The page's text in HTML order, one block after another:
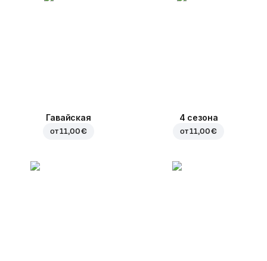
Гавайская
от11,00 €
4 сезона
от11,00 €